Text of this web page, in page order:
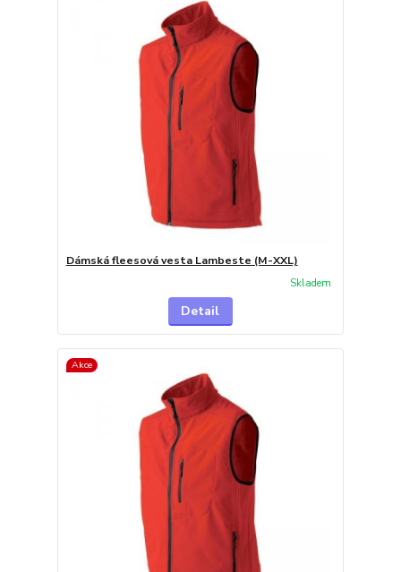
Dámská fleesová vesta Lambeste (M-XXL)
Skladem
Detail
Akce